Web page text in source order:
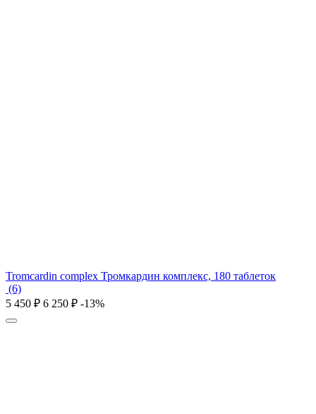
Tromcardin complex Тромкардин комплекс, 180 таблеток
(6)
5 450 ₽ 6 250 ₽ -13%